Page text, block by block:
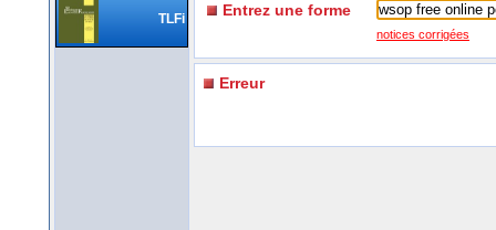
TLFi Entrez une forme
notices corrigées
Erreur